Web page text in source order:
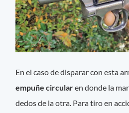
En el caso de disparar con esta
empuñe circularen donde la
dedos de la otra. Para tiro en